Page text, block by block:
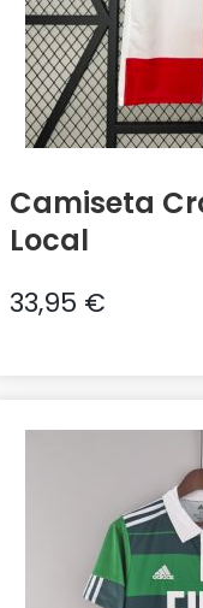
Camiseta
Local
33,95 €